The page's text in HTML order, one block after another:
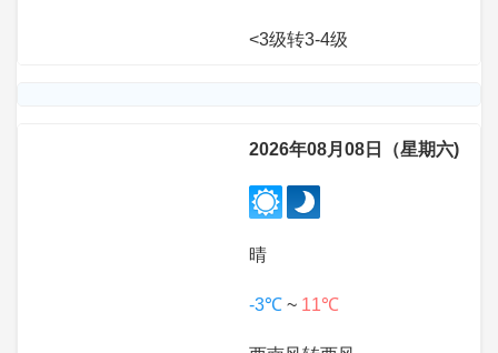
<3级转3-4级
2026年08月08日（星期六)
晴
-3℃ ~ 11℃